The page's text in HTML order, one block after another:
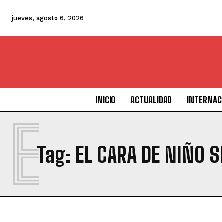
jueves, agosto 6, 2026
INICIO ACTUALIDAD
Tag: EL CARA DE NIÑO
E